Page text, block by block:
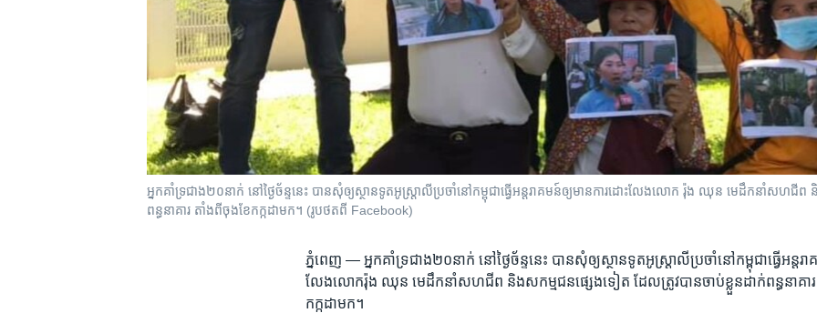
អ្នក​គាំទ្រ​ជាង​២០​នាក់ ​នៅ​ថ្ងៃ​ច័ន្ទ​នេះ ​បាន​សុំ​​ឲ្យ​ស្ថានទូត​អូស្ត្រាលី​​​ប្រចាំ​នៅ​កម្ពុជា​ធ្វើ​​អន្តរាគមន៍​​​ឲ្យមាន​ការ​ដោះ​លែង​​លោក ​រ៉ុង ឈុន ​មេដឹក​នាំ​សហជី
ពន្ធនាគារ​ តាំង​ពី​ចុង​ខែ​កក្កដា​មក។ (រូបថត​ពី​ Facebook)
ភ្នំពេញ —អ្នក​គាំទ្រ​ជាង​២០​នាក់ ​នៅ​ថ្ងៃ​ច័ន្ទ​នេះ ​បាន​សុំឲ្យ​ស្ថានទូត​អូស្ត្រាលី​ប្រចាំ​នៅ​កម្ពុជា​ធ្វើអន្តរ
លែងលោក​រ៉ុង ឈុន ​មេដឹក​នាំ​សហជីព​ និង​សកម្មជន​ផ្សេង​ទៀត ​ដែល​ត្រូវ​បាន​ចាប់​ខ្លួន​ដាក់​ពន្ធនាគា
កក្កដា​មក។​